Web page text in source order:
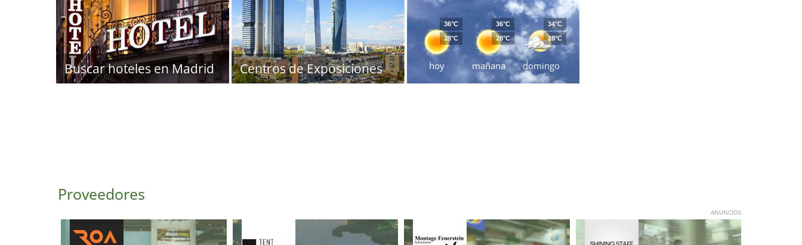
Buscar hoteles en Madrid Centros de Exposiciones hoy
36°C
28°C
mañana
36°C
28°C
domingo
34°C
28°C
Proveedores
ANUNCIOS